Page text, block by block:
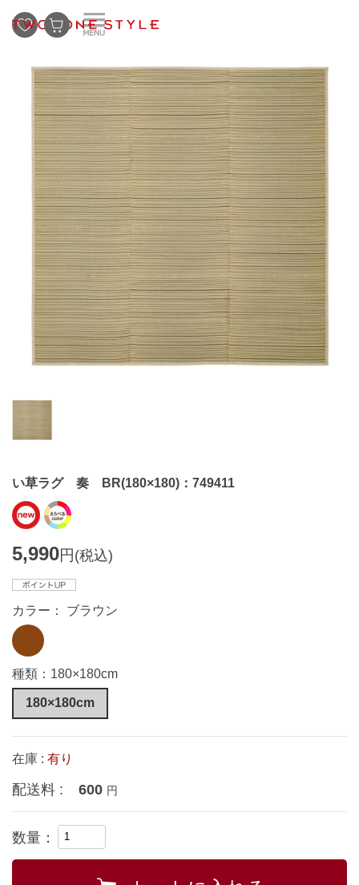
い草ラグ 奏 BR(180×180)：749411
5,990円(税込)
カラー： ブラウン
種類：180×180cm
180×180cm
在庫 : 有り
配送料 : 600 円
数量：